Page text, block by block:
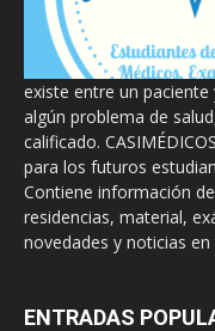
La información
diseñado para
existe entre un paciente
algún problema de
calificado.
para los futuros
Contiene información
residencias, material,
novedades y noticias
ENTRADAS